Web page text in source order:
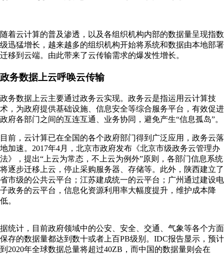
随着云计算的普及渗透，以及各组织机构内部的数据量呈现指数
级迅猛增长，越来越多的组织机构开始将系统和数据由本地部署
迁移到云端。由此带来了云传输需求的爆发性增长。
政务数据上云呼唤云传输
政务数据上云主要通过政务云实现。政务云是指运用云计算技
术，为政府提供基础设施、信息安全等综合服务平台，有效促进
政府各部门之间的互连互通、业务协同，避免产生“信息孤岛”。
目前，云计算已在全国的各个政府部门得到广泛应用，政务云落
地加速。2017年4月，北京市政府发布《北京市级政务云管理办
法》，提出“上云为常态，不上云为例外”原则，各部门信息系统
将逐步迁移上云，停止采购服务器、存储等。此外，陕西建立了
省市级的公共云平台；江苏建成统一的云平台；广州通过建设电
子政务的云平台，信息化资源利用率大幅度提升，维护成本降
低。
据统计，目前政府领域中的公安、安全、交通、气象等各个方面
保存的数据量都达到数十或者上百PB级别。IDC报告显示，预计
到2020年全球数据总量将超过40ZB，而中国的数据量则会在